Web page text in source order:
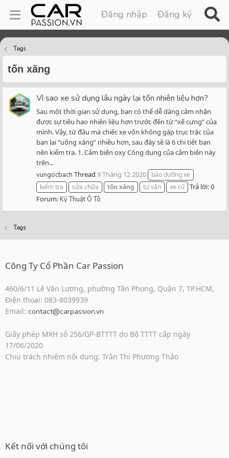
Đăng nhập Đăng ký
Tags
tốn xăng
Vì sao xe sử dụng lâu ngày lại tốn nhiên liệu hơn?
Sau một thời gian sử dụng, bạn có thể dễ dàng cảm nhận
được sự tiêu hao nhiên liệu hơn trước đến từ “xế cưng” của
mình. Vậy, từ đâu mà chiếc xe vốn không gặp trục trặc của
bạn lại “uống xăng” nhiều hơn, sau đây sẽ là 6 chi tiết bạn
nên kiểm tra. 1. Cảm biến oxy Công dụng của cảm biến này
trên...
vungocbach Thread 9 Tháng 12 2020
bảo dưỡng xe
kiểm tra
sửa chữa tốn xăng tư vấn xe cũ Trả lời: 0
Forum:Kỹ Thuật Ô Tô
Tags
Công Ty Cổ Phần Car Passion
460/6/11 Lê Văn Lương, phường Tân Phong, Quận 7, TP.HCM,
Điện thoại: 083-8039939
Email: contact@carpassion.vn
Giấy phép MXH số 256/GP-BTTTT do Bộ TTTT cấp ngày
17/06/2020
Chịu trách nhiệm nội dung: Trần Thị Phương Thảo
Kết nối với chúng tôi